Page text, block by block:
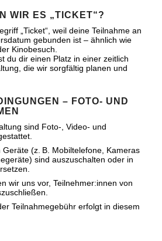
WIR ES „TICKET“?
„Ticket“, weil deine Teilnahme an
gebunden ist – ähnlich wie
Kinobesuch.
du dir einen Platz in einer zeitlich
die wir sorgfältig planen und
– FOTO- UND
sind Foto-, Video- und
(z. B. Mobiltelefone, Kameras
sind auszuschalten oder in
wir uns vor, Teilnehmer:innen von
Teilnahmegebühr erfolgt in diesem